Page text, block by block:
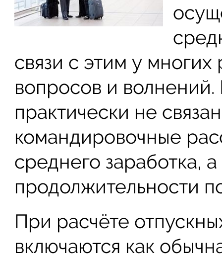
связи с этим у
вопросов и волнений.
практически не
командировочные
среднего заработка,
продолжительности
При расчёте
включаются как